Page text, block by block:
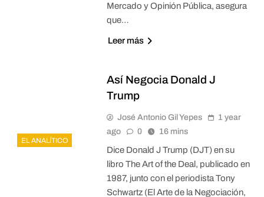
Mercado y Opinión Pública, asegura
que…
Leer más
EL ANALÍTICO
Así Negocia Donald J
Trump
José Antonio Gil Yepes
1 year
ago
0 16 mins
Dice Donald J Trump (DJT) en su
libro The Art of the Deal, publicado en
1987, junto con el periodista Tony
Schwartz (El Arte de la Negociación,